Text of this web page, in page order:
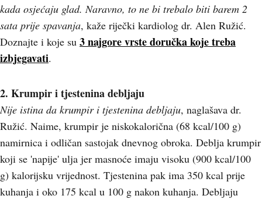
kada osjećaju glad. Naravno, to ne bi trebalo biti barem 2
sata prije spavanja, kaže riječki kardiolog dr. Alen Ružić.
Doznajte i koje su 3 najgore vrste doručka koje treba
izbjegavati.
2. Krumpir i tjestenina debljaju
Nije istina da krumpir i tjestenina debljaju, naglašava dr.
Ružić. Naime, krumpir je niskokalorična (68 kcal/100 g)
namirnica i odličan sastojak dnevnog obroka. Deblja krumpir
koji se 'napije' ulja jer masnoće imaju visoku (900 kcal/100
g) kalorijsku vrijednost. Tjestenina pak ima 350 kcal prije
kuhanja i oko 175 kcal u 100 g nakon kuhanja. Debljaju